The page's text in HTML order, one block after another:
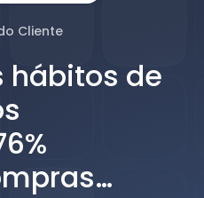
Cliente
hábitos de